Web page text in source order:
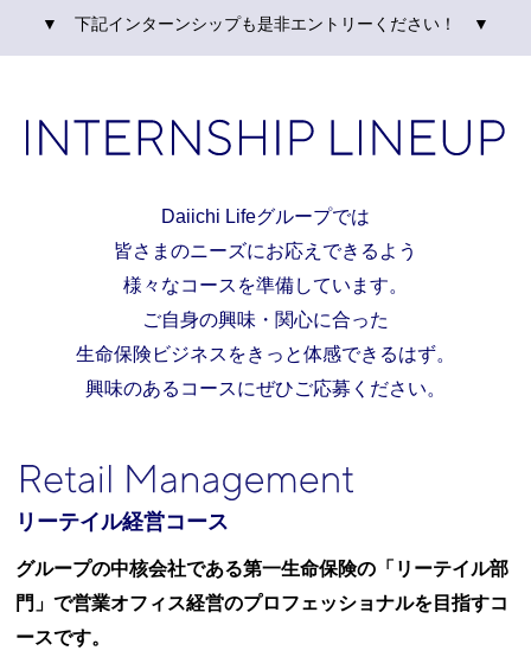
▼ 下記インターンシップも是非エントリーください！ ▼
Daiichi Lifeグループでは
皆さまのニーズにお応えできるよう
様々なコースを準備しています。
ご自身の興味・関心に合った
生命保険ビジネスをきっと体感できるはず。
興味のあるコースにぜひご応募ください。
リーテイル経営コース
グループの中核会社である第一生命保険の「リーテイル部
門」で営業オフィス経営のプロフェッショナルを目指すコ
ースです。